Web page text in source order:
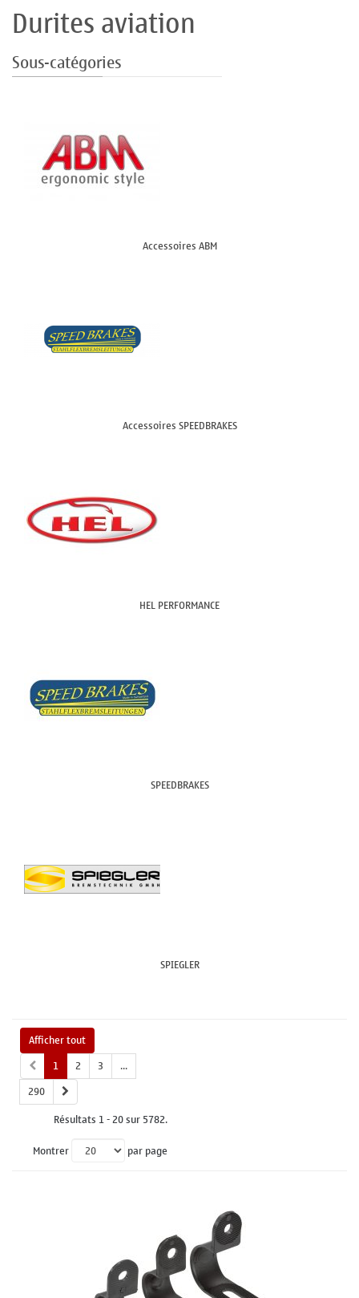
Durites aviation
Sous-catégories
Accessoires ABM
Accessoires SPEEDBRAKES
HEL PERFORMANCE
SPEEDBRAKES
SPIEGLER
Afficher tout
1
2 3
...
290
Résultats 1 - 20 sur 5782.
Montrer
par page